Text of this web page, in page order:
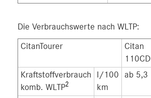
Die Verbrauchswerte nach WLTP:
CitanTourer
Citan
110CDI
Kraftstoffverbrauch
komb. WLTP2
l/100
km
ab 5,3